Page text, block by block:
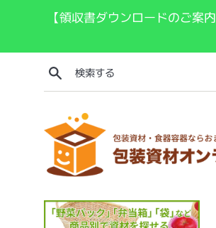
【領収書ダウンロードのご案
検索する